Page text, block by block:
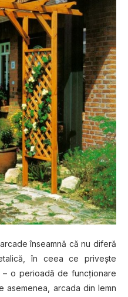
înseamnă că nu diferă
în ceea ce priveşte
– o perioadă de funcţionare
asemenea, arcada din lemn